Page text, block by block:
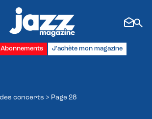
Abonnements J'achète mon magazine
concerts > Page 28